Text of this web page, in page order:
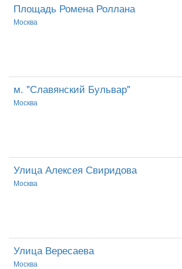
Площадь Ромена Роллана
Москва
м. "Славянский Бульвар"
Москва
Улица Алексея Свиридова
Москва
Улица Вересаева
Москва